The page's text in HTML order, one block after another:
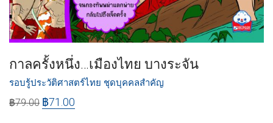
กาลครั้งหนึ่ง…เมืองไทย บางระจัน
รอบรู้ประวัติศาสตร์ไทย ชุดบุคคลสำคัญ
฿79.00 ฿71.00